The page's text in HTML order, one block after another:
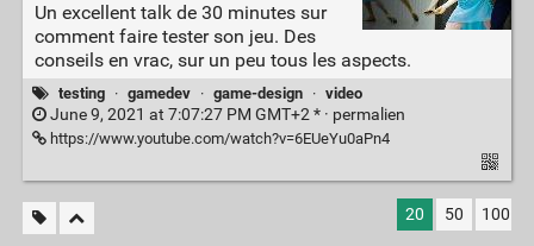
Un excellent talk de 30 minutes sur
comment faire tester son jeu. Des
conseils en vrac, sur un peu tous les aspects.
testing · gamedev · game-design · video
June 9, 2021 at 7:07:27 PM GMT+2 * · permalien
https://www.youtube.com/watch?v=6EUeYu0aPn4
20 50 100